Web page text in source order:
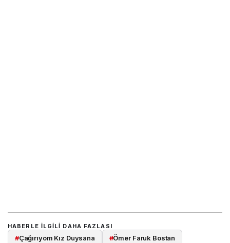
HABERLE ILGILI DAHA FAZLASI
#Çağırıyom Kız Duysana #Ömer Faruk Bostan